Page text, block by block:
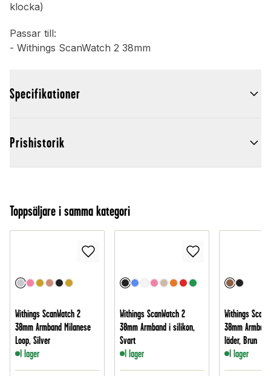
klocka)
Passar till:
- Withings ScanWatch 2 38mm
Specifikationer
Prishistorik
Toppsäljare i samma kategori
Withings ScanWatch 2
38mm Armband Milanese
Loop, Silver
I lager
Withings ScanWatch 2
38mm Armband i silikon,
Svart
I lager
Withings
38mm
läder, Brun
I lager